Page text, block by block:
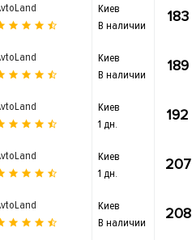
Киев
В наличии
183
Киев
В наличии
189
Киев
1 дн.
192
Киев
1 дн.
207
Киев
В наличии
208